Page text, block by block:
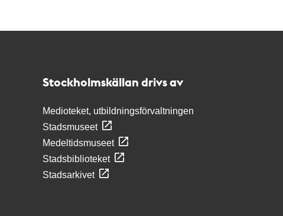
Stockholmskällan drivs av
Medioteket, utbildningsförvaltningen
Stadsmuseet
Medeltidsmuseet
Stadsbiblioteket
Stadsarkivet